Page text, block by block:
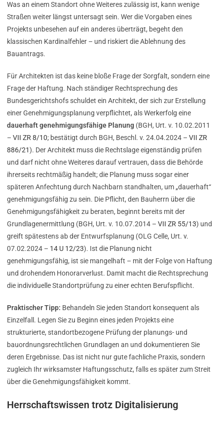
Was an einem Standort ohne Weiteres zulässig ist, kann wenige
Straßen weiter längst untersagt sein. Wer die Vorgaben eines
Projekts unbesehen auf ein anderes überträgt, begeht den
klassischen Kardinalfehler – und riskiert die Ablehnung des
Bauantrags.
Für Architekten ist das keine bloße Frage der Sorgfalt, sondern eine
Frage der Haftung. Nach ständiger Rechtsprechung des
Bundesgerichtshofs schuldet ein Architekt, der sich zur Erstellung
einer Genehmigungsplanung verpflichtet, als Werkerfolg eine
dauerhaft genehmigungsfähige Planung (BGH, Urt. v. 10.02.2011
– VII ZR 8/10; bestätigt durch BGH, Beschl. v. 24.04.2024 – VII ZR
886/21). Der Architekt muss die Rechtslage eigenständig prüfen
und darf nicht ohne Weiteres darauf vertrauen, dass die Behörde
ihrerseits rechtmäßig handelt; die Planung muss sogar einer
späteren Anfechtung durch Nachbarn standhalten, um „dauerhaft“
genehmigungsfähig zu sein. Die Pflicht, den Bauherrn über die
Genehmigungsfähigkeit zu beraten, beginnt bereits mit der
Grundlagenermittlung (BGH, Urt. v. 10.07.2014 – VII ZR 55/13) und
greift spätestens ab der Entwurfsplanung (OLG Celle, Urt. v.
07.02.2024 – 14 U 12/23). Ist die Planung nicht
genehmigungsfähig, ist sie mangelhaft – mit der Folge von Haftung
und drohendem Honorarverlust. Damit macht die Rechtsprechung
die individuelle Standortprüfung zu einer echten Berufspflicht.
Praktischer Tipp: Behandeln Sie jeden Standort konsequent als
Einzelfall. Legen Sie zu Beginn eines jeden Projekts eine
strukturierte, standortbezogene Prüfung der planungs- und
bauordnungsrechtlichen Grundlagen an und dokumentieren Sie
deren Ergebnisse. Das ist nicht nur gute fachliche Praxis, sondern
zugleich Ihr wirksamster Haftungsschutz, falls es später zum Streit
über die Genehmigungsfähigkeit kommt.
Herrschaftswissen trotz Digitalisierung